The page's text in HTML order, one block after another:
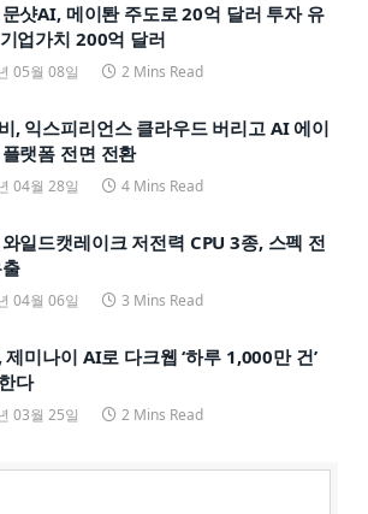
샷AI, 메이퇀 주도로 20억 달러 투자 유
업가치 200억 달러
05월 08일 2 Mins Read
, 익스피리언스 클라우드 버리고 AI 에이
랫폼 전면 전환
04월 28일 4 Mins Read
일드캣레이크 저전력 CPU 3종, 스펙 전
04월 06일 3 Mins Read
제미나이 AI로 다크웹 ‘하루 1,000만 건’
다
03월 25일 2 Mins Read